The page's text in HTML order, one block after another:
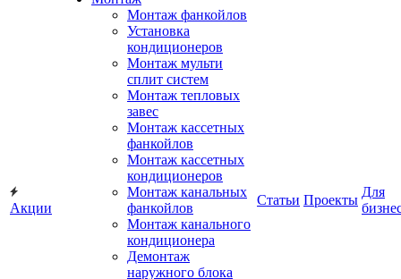
Акции
Монтаж фанкойлов
Установка
кондиционеров
Монтаж мульти
сплит систем
Монтаж тепловых
завес
Монтаж кассетных
фанкойлов
Монтаж кассетных
кондиционеров
Монтаж канальных
фанкойлов
Монтаж канального
кондиционера
Демонтаж
наружного блока
Статьи Проекты
Для